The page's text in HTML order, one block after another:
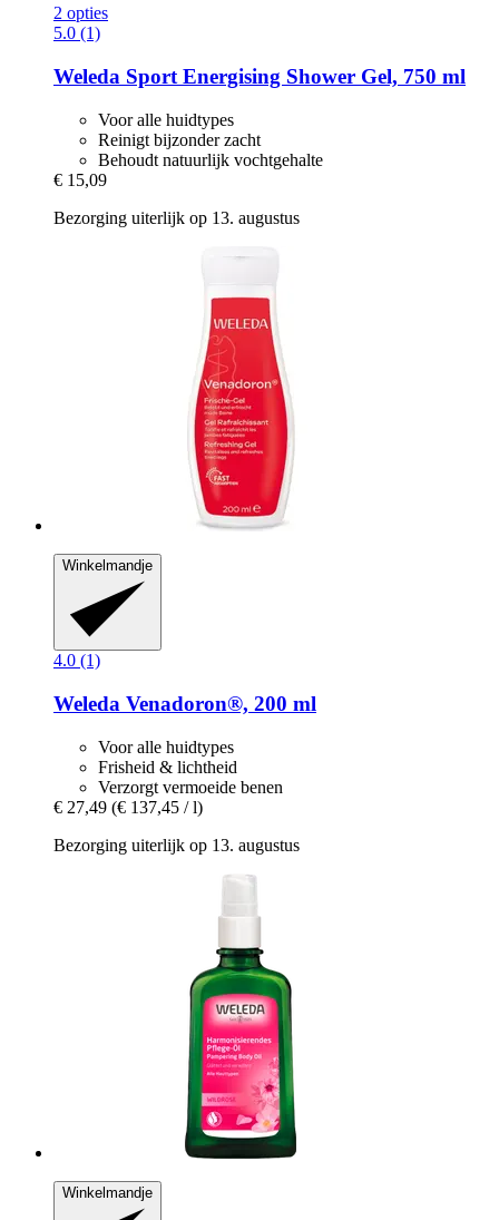
2 opties
5.0 (1)
Weleda Sport Energising Shower Gel, 750 ml
Voor alle huidtypes
Reinigt bijzonder zacht
Behoudt natuurlijk vochtgehalte
€ 15,09
Bezorging uiterlijk op 13. augustus
Winkelmandje
4.0 (1)
Weleda Venadoron®, 200 ml
Voor alle huidtypes
Frisheid & lichtheid
Verzorgt vermoeide benen
€ 27,49 (€ 137,45 / l)
Bezorging uiterlijk op 13. augustus
Winkelmandje